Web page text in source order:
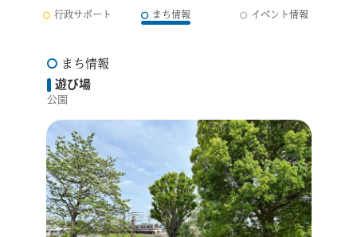
行政サポート
まち情報 イベント情報
まち情報
遊び場
公園